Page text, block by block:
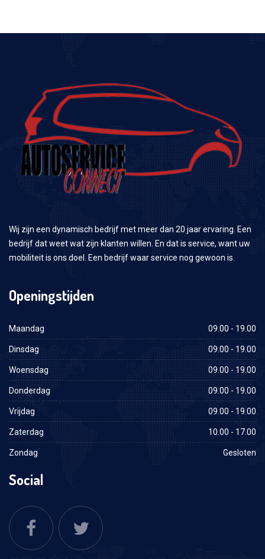
Wij zijn een dynamisch bedrijf met meer dan 20 jaar ervaring. Een
bedrijf dat weet wat zijn klanten willen. En dat is service, want uw
mobiliteit is ons doel. Een bedrijf waar service nog gewoon is.
Openingstijden
Maandag 09.00 - 19.00
Dinsdag 09.00 - 19.00
Woensdag 09.00 - 19.00
Donderdag 09.00 - 19.00
Vrijdag 09.00 - 19.00
Zaterdag 10.00 - 17.00
Zondag Gesloten
Social